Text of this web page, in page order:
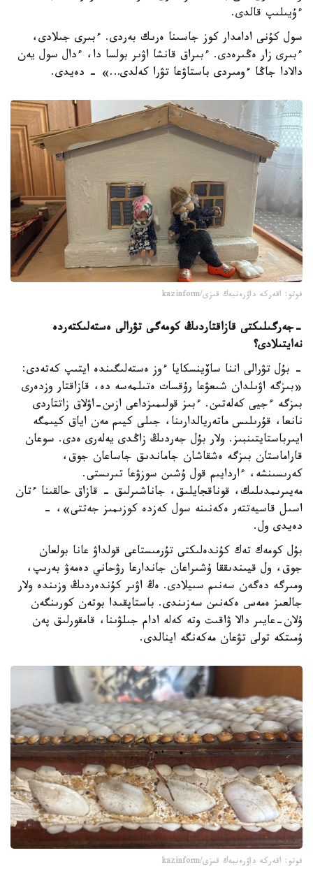
ءۇيىلىپ قالدى.
سول كۇنى ادامدار كوز جاسىنا ەرىك بەردى. ءبىرى جىلادى،
ءبىرى زار ەڭىرەدى. ءبىراق قانشا اۋىر بولسا دا، ءدال سول يەن
دالادا جاڭا ءومىردى باستاۋعا تۋرا كەلدى…» - دەيدى.
فوتو: اقەركە داۋرەنبەك قىزى/kazinform
-جەرگىلىكتى قازاقتاردىڭ كومەگى تۋرالى ەستەلىكتەردە
نەايتىلادى؟
- بۇل تۋرالى اننا ساۆينسكايا ءوز ەستەلىگىندە ايتىپ كەتەدى:
«بىزگە اۋىلدان شىعۋعا رۇقسات ەتىلمەسە دە، قازاقتار وزدەرى
بىزگە ءجيى كەلەتىن. ءبىز قولىمىزداعى ازىن-اۋلاق زاتتاردى
نانعا، قۇرىلىس ماتەريالدارىنا، جىلى كيىم مەن اياق كيىمگە
ايىرباستايتىنبىز. ولار بۇل جەردىڭ زاڭدى يەلەرى ەدى. سوعان
قاراماستان بىزگە ەشقاشان جاماندىق جاساعان جوق،
كەرىسىنشە، ءاردايىم قول ۇشىن سوزۋعا تىرىستى.
مەيىرىمدىلىك، قوناقجايلىق، جاناشىرلىق - قازاق حالقىنا ءتان
اسىل قاسيەتتەر ەكەنىنە سول كەزدە كوزىمىز جەتتى»، -
دەيدى ول.
بۇل كومەك تەك كۇندەلىكتى تۇرمىستاعى قولداۋ عانا بولعان
جوق، ول قيىندىققا ۇشىراعان جاندارعا رۋحاني دەمەۋ بەرىپ،
ومىرگە دەگەن سەنىم سىيلادى. ەڭ اۋىر كۇندەردىڭ وزىندە ولار
جالعىز ەمەس ەكەنىن سەزىندى. باستاپقىدا بوتەن كورىنگەن
ۇلان-عايىر دالا ۋاقىت وتە كەلە ادام جىلۋىنا، قامقورلىق پەن
ۇمىتكە تولى تۋعان مەكەنگە اينالدى.
فوتو: اقەركە داۋرەنبەك قىزى/kazinform